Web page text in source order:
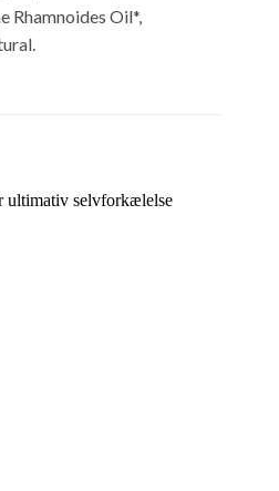
Rhamnoides Oil*,